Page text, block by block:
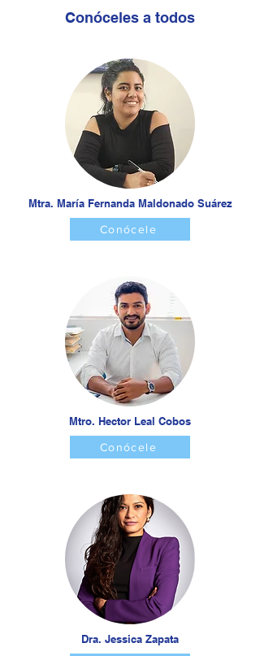
Conóceles a todos
Mtra. María Fernanda Maldonado Suárez
Conócele
Mtro. Hector Leal Cobos
Conócele
Dra. Jessica Zapata